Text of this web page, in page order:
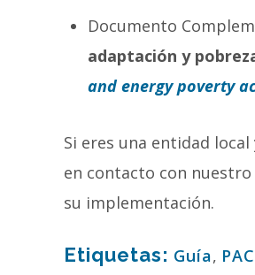
Documento
adaptación y
and energy poverty
Si eres una entidad
en contacto con
su implementación.
Etiquetas: Guía,